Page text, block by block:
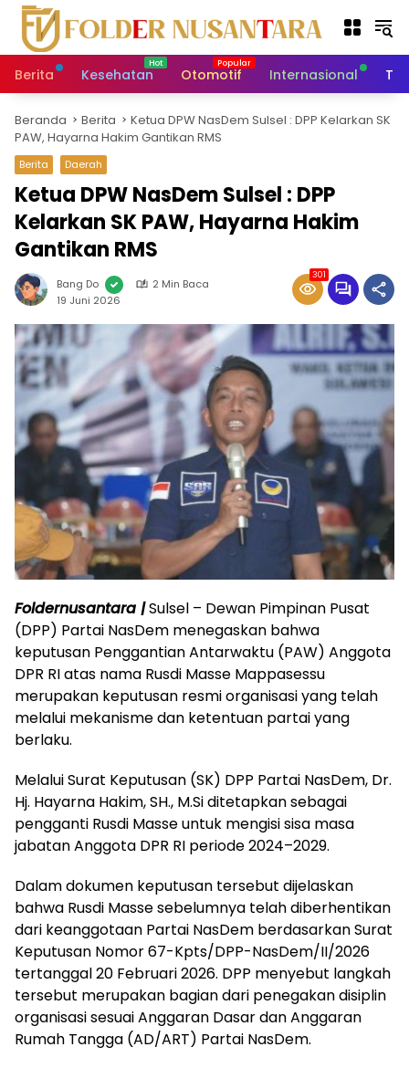
Berita Kesehatan Otomotif Internasional
Beranda Berita
Ketua DPW NasDem Sulsel : DPP Kelarkan SK
PAW, Hayarna Hakim Gantikan RMS
Berita Daerah
Ketua DPW NasDem Sulsel : DPP
Kelarkan SK PAW, Hayarna Hakim
Gantikan RMS
Bang Do
2 Min Baca
19 Juni 2026
301
Foldernusantara |Sulsel – Dewan Pimpinan Pusat
(DPP) Partai NasDem menegaskan bahwa
keputusan Penggantian Antarwaktu (PAW) Anggota
DPR RI atas nama Rusdi Masse Mappasessu
merupakan keputusan resmi organisasi yang telah
melalui mekanisme dan ketentuan partai yang
berlaku.
Melalui Surat Keputusan (SK) DPP Partai NasDem, Dr.
Hj. Hayarna Hakim, SH., M.Si ditetapkan sebagai
pengganti Rusdi Masse untuk mengisi sisa masa
jabatan Anggota DPR RI periode 2024–2029.
Dalam dokumen keputusan tersebut dijelaskan
bahwa Rusdi Masse sebelumnya telah diberhentikan
dari keanggotaan Partai NasDem berdasarkan Surat
Keputusan Nomor 67-Kpts/DPP-NasDem/II/2026
tertanggal 20 Februari 2026. DPP menyebut langkah
tersebut merupakan bagian dari penegakan disiplin
organisasi sesuai Anggaran Dasar dan Anggaran
Rumah Tangga (AD/ART) Partai NasDem.